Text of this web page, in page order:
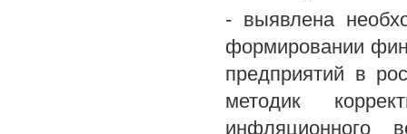
- выявлена
формировании
предприятий в
методик
инфляционного